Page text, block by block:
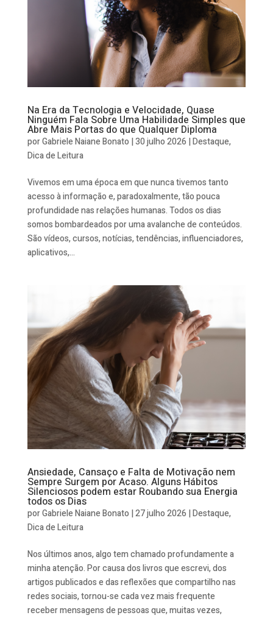
Na Era da Tecnologia e Velocidade, Quase
Ninguém Fala Sobre Uma Habilidade Simples que
Abre Mais Portas do que Qualquer Diploma
porGabriele Naiane Bonato |30 julho 2026 |Destaque,
Dica de Leitura
Vivemos em uma época em que nunca tivemos tanto
acesso à informação e, paradoxalmente, tão pouca
profundidade nas relações humanas. Todos os dias
somos bombardeados por uma avalanche de conteúdos.
São vídeos, cursos, notícias, tendências, influenciadores,
aplicativos,...
Ansiedade, Cansaço e Falta de Motivação nem
Sempre Surgem por Acaso. Alguns Hábitos
Silenciosos podem estar Roubando sua Energia
todos os Dias
porGabriele Naiane Bonato |27 julho 2026 |Destaque,
Dica de Leitura
Nos últimos anos, algo tem chamado profundamente a
minha atenção. Por causa dos livros que escrevi, dos
artigos publicados e das reflexões que compartilho nas
redes sociais, tornou-se cada vez mais frequente
receber mensagens de pessoas que, muitas vezes,